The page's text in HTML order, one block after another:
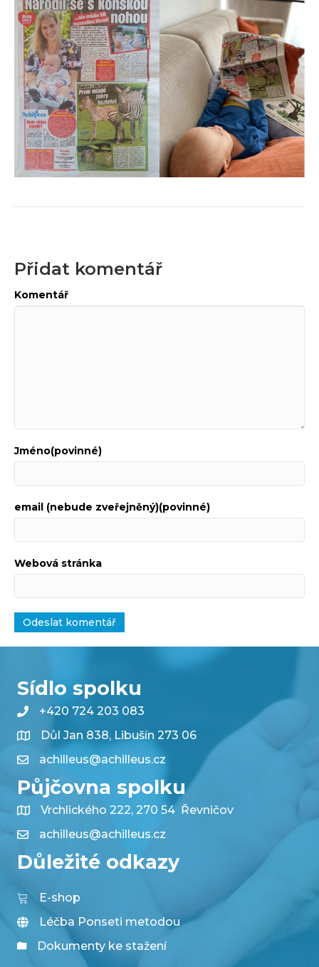
Přidat komentář
Komentář
Jméno(povinné)
email (nebude zveřejněný)(povinné)
Webová stránka
Sídlo spolku
+420 724 203 083
Důl Jan 838, Libušín 273 06
achilleus@achilleus.cz
Půjčovna spolku
Vrchlického 222, 270 54 Řevničov
achilleus@achilleus.cz
Důležité odkazy
E-shop
Léčba Ponseti metodou
Dokumenty ke stažení